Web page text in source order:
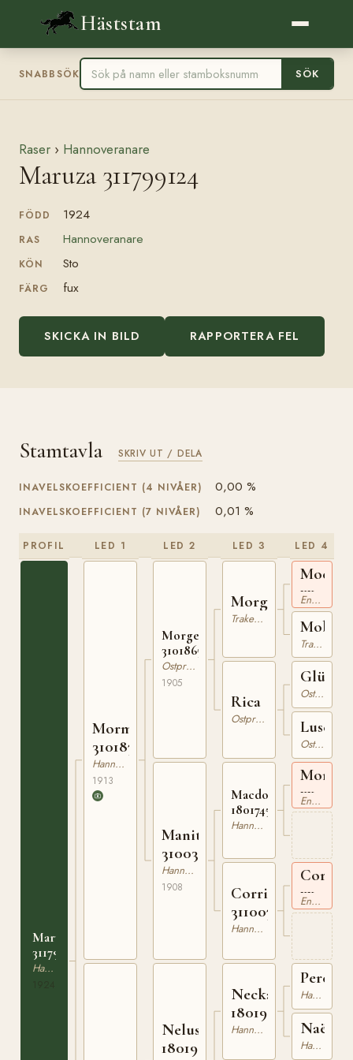
Häststam
SNABBSÖK SÖK
Raser › Hannoveranare
Maruza 311799124
FÖDD 1924
RAS Hannoveranare
KÖN Sto
FÄRG fux
SKICKA IN BILD RAPPORTERA FEL
Stamtavla SKRIV UT / DELA
INAVELSKOEFFICIENT (4 NIVÅER) 0,00 %
INAVELSKOEFFICIENT (7 NIVÅER) 0,01 %
PROFIL
Maruza
311799124
Hannoveranare
LED 1
Mormone
310187113
Hannoveranare
1913
LED 2
Morgenstern
310186505
Ostpreussare
1905
Manita
310038308
Hannoveranare
1908
Nelusko
180199297
LED 3
Morgengruss
Trakehner
Rica
Ostpreussare
Macdonald
180174589
Hannoveranare
Corriera
311007400
Hannoveranare
Neckar
180195788
Hannoveranare
LED 4
Moeros
xxEngelskt Fullblod
Moba
Trakehner
Ostpreussare
Lusche
Ostpreussare
xxEngelskt Fullblod
xxEngelskt Fullblod
Percival
Hannoveranare
Naëmi
Hannoveranare